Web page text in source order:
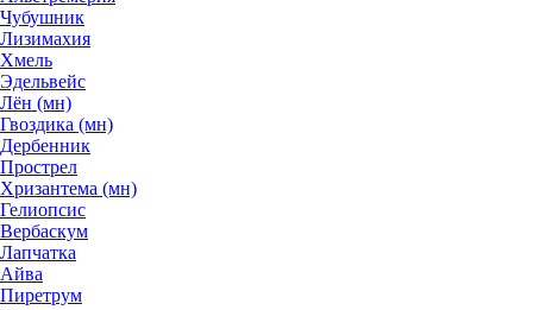
Чубушник
Лизимахия
Хмель
Эдельвейс
Лён (мн)
Гвоздика (мн)
Дербенник
Прострел
Хризантема (мн)
Гелиопсис
Вербаскум
Лапчатка
Айва
Пиретрум